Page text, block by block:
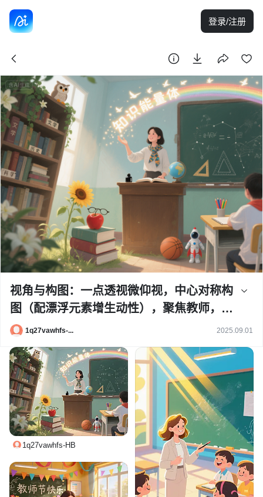
登录/注册
视角与构图：一点透视微仰视，中心对称构
图（配漂浮元素增生动性），聚焦教师，视
线随其掌心光点延展 女教师形象：年轻微
立古朴讲台后，台上有摊开厚书、地球仪、
墨水瓶；右手轻托，掌心与指尖飘出发光
“知识能量体” 三、分区关键元素 区域 核心
元素 象征意义 左侧（知识海洋） 书架（书
脊标 “文学 / 历史 / 科学”）、藤蔓鲜花、猫
头鹰玩偶 知识滋养生命、智慧
1q27vawhfs-... 2025.09.01
1q27vawhfs-HB